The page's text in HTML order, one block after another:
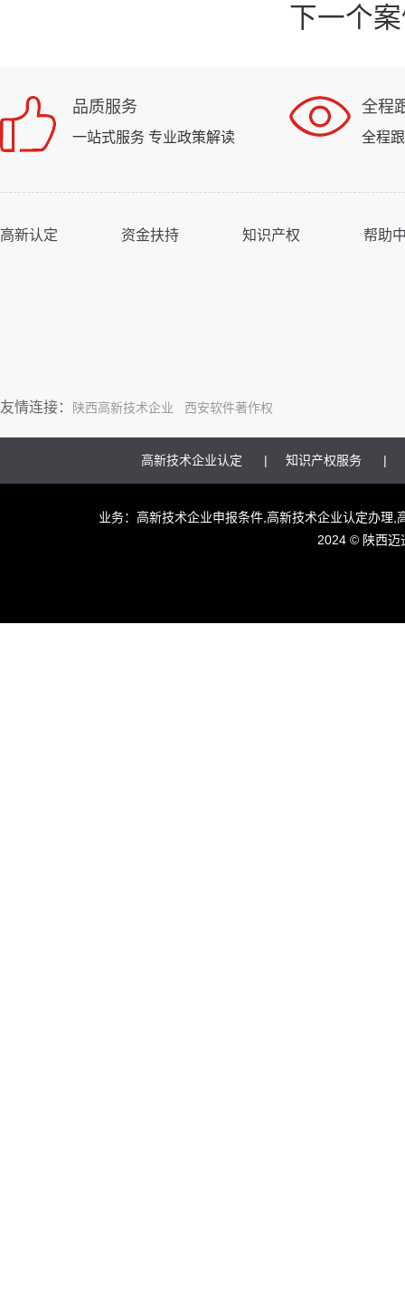
下一个
品质服务
一站式服务 专业政策解读
全程
全程
高新认定 资金扶持 知识产权 帮助
友情连接： 陕西高新技术企业 西安软件著作权
高新技术企业认定 知识产权服务
业务：高新技术企业申报条件,高新技术企业认定办理
2024 © 陕